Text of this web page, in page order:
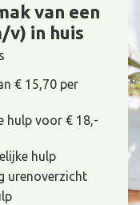
van een
v) in huis
€ 15,70 per
hulp voor € 18,-
hulp
urenoverzicht